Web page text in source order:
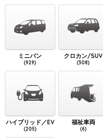
ミニバン
(929)
クロカン/SUV
(308)
ハイブリッド／EV
(205)
福祉車両
(6)